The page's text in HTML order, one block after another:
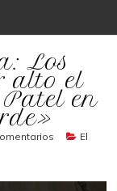
Los
alto el
en
El